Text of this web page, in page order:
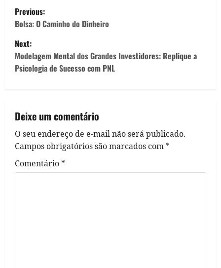
P
o
s
t
a
v
i
g
Previous:
Bolsa: O Caminho do Dinheiro
Next:
Modelagem Mental dos Grandes Investidores: Replique a
Psicologia de Sucesso com PNL
Deixe um comentário
O seu endereço de e-mail não será publicado.
Campos obrigatórios são marcados com *
Comentário *